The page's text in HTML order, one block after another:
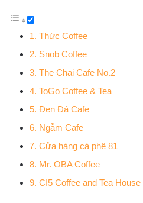
1. Thức Coffee
2. Snob Coffee
3. The Chai Cafe No.2
4. ToGo Coffee & Tea
5. Đen Đá Cafe
6. Ngẫm Cafe
7. Cửa hàng cà phê 81
8. Mr. OBA Coffee
9. CI5 Coffee and Tea House